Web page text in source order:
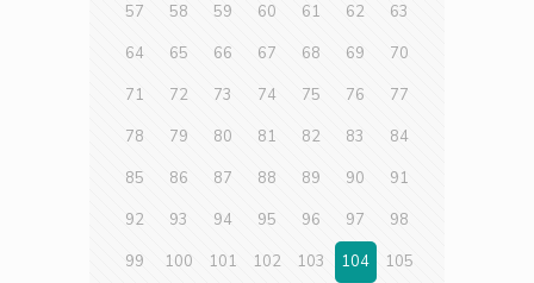
57
58 59 60 61 62
63
64
65 66 67 68 69
70
71
72 73 74 75 76
77
78
79 80 81 82 83
84
85
86 87 88 89 90
91
92
93 94 95 96 97
98
99
100 101 102 103 104
105